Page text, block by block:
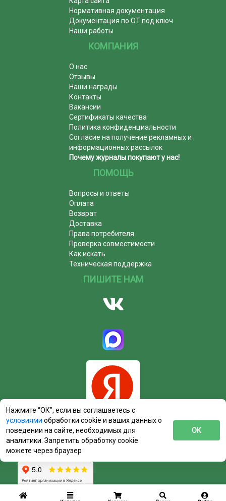
Нормативная документация
Документация по ОТ под ключ
Наши работы
КОМПАНИЯ
О нас
Отзывы
Наши награды
Контакты
Вакансии
Сертификаты качества
Политика конфиденциальности
Согласие на получение рекламных и
информационных рассылок
Почему журналы покупают у нас!
ПОМОЩЬ
Вопросы и ответы
Оплата
Возврат
Доставка
Права потребителя
Проверка совместимости
Как искать
Техническая поддержка
ПИШИТЕ НАМ
Нажмите “ОК”, если вы соглашаетесь с
условиями обработки cookie и ваших данных о
поведении на сайте, необходимых для
аналитики. Запретить обработку cookie
можете через браузер
ОК